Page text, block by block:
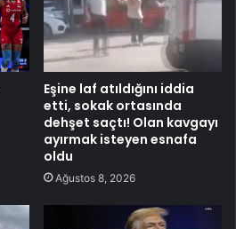
Eşine laf atıldığını iddia
etti, sokak ortasında
dehşet saçtı! Olan kavgayı
ayırmak isteyen esnafa
oldu
Ağustos 8, 2026